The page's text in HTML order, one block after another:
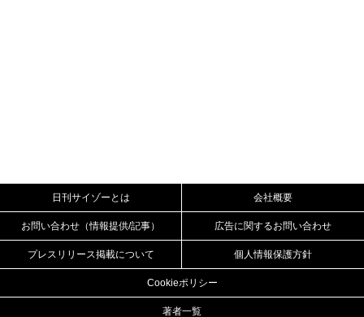
日刊サイゾーとは 会社概要
お問い合わせ（情報提供/記事） 広告に関するお問い合わせ
プレスリリース掲載について 個人情報保護方針
Cookieポリシー
著者一覧